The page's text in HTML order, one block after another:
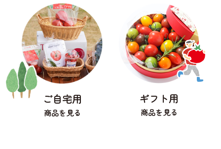
ご自宅用 ギフト用